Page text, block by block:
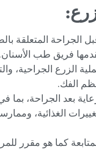
الجراحة المتعلقة
فريق طب الأسنان.
الزرع الجراحية،
الفك.
بعد الجراحة، بما
الغذائية،
كما هو مقرر